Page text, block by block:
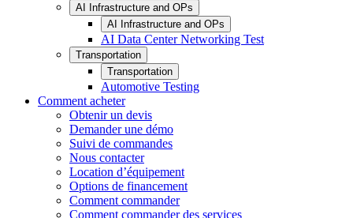
AI Infrastructure and OPs
AI Infrastructure and OPs
AI Data Center Networking Test
Transportation
Transportation
Automotive Testing
Comment acheter
Obtenir un devis
Demander une démo
Suivi de commandes
Nous contacter
Location d’équipement
Options de financement
Comment commander
Comment commander des services